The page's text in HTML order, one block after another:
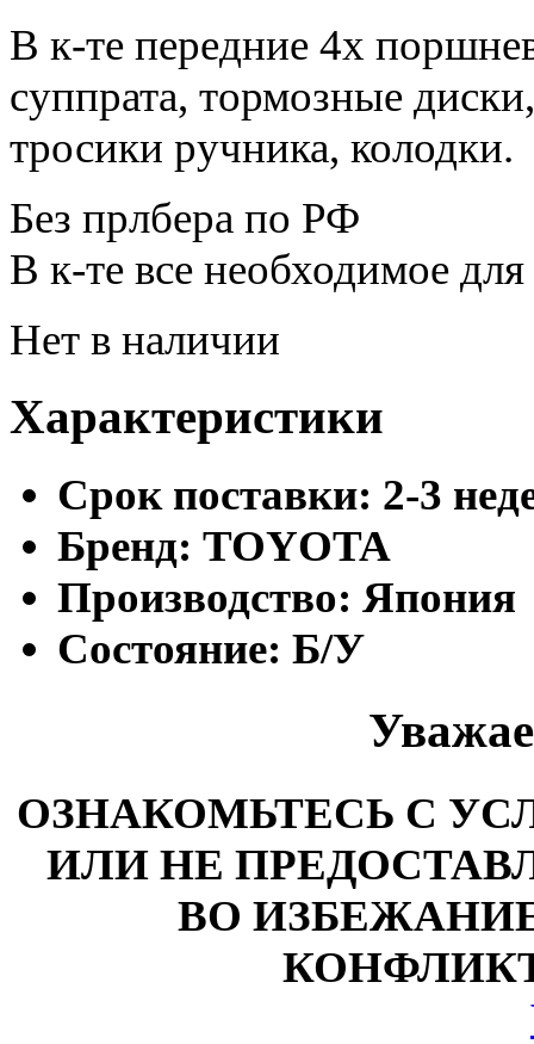
В к-те передние 4х
суппрата, тормозные
тросики ручника, колодки.
Без прлбера по РФ
В к-те все необходимое
Нет в наличии
Характеристики
Cрок поставки: 2-3
Бренд: TOYOTA
Производство: Япония
Состояние: Б/У
ОЗНАКОМЬТЕСЬ С
ИЛИ НЕ
ВО